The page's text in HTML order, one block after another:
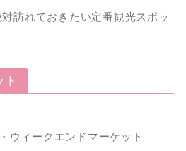
訪れておきたい定番観光スポッ
ト
ウィークエンドマーケット